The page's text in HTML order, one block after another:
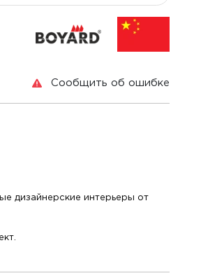
Сообщить об ошибке
дизайнерские интерьеры от